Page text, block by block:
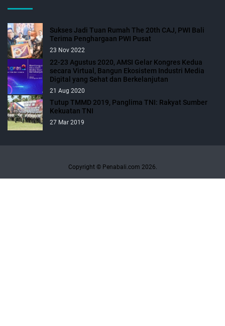
Sukses Jadi Tuan Rumah The 20th CAJ, PWI Bali
Terima Penghargaan PWI Pusat
23 Nov 2022
22-23 Agustus 2020, AMSI Gelar Kongres Kedua
secara Virtual, Bangun Ekosistem Industri Media
Digital yang Sehat dan Berkelanjutan
21 Aug 2020
Tutup TMMD 2019, Panglima TNI: Rakyat Sumber
Kekuatan TNI
27 Mar 2019
Copyright © Penabali.com 2026.